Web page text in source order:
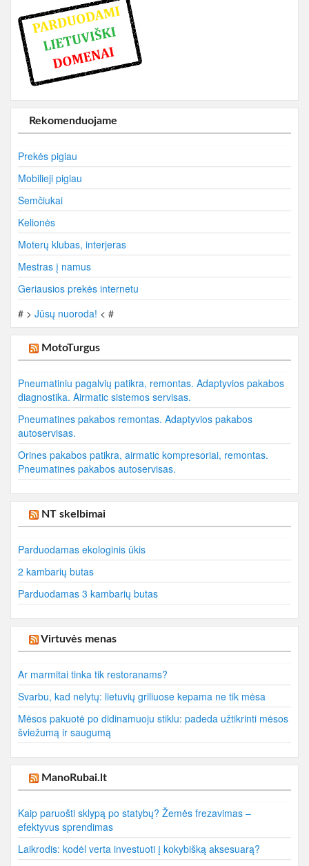
Rekomenduojame
Prekės pigiau
Mobilieji pigiau
Semčiukai
Kelionės
Moterų klubas, interjeras
Mestras į namus
Geriausios prekės internetu
# > Jūsų nuoroda! < #
MotoTurgus
Pneumatiniu pagalvių patikra, remontas. Adaptyvios pakabos
diagnostika. Airmatic sistemos servisas.
Pneumatines pakabos remontas. Adaptyvios pakabos
autoservisas.
Orines pakabos patikra, airmatic kompresoriai, remontas.
Pneumatines pakabos autoservisas.
NT skelbimai
Parduodamas ekologinis ūkis
2 kambarių butas
Parduodamas 3 kambarių butas
Virtuvės menas
Ar marmitai tinka tik restoranams?
Svarbu, kad nelytų: lietuvių griliuose kepama ne tik mėsa
Mėsos pakuotė po didinamuoju stiklu: padeda užtikrinti mėsos
šviežumą ir saugumą
ManoRubai.lt
Kaip paruošti sklypą po statybų? Žemės frezavimas –
efektyvus sprendimas
Laikrodis: kodėl verta investuoti į kokybišką aksesuarą?